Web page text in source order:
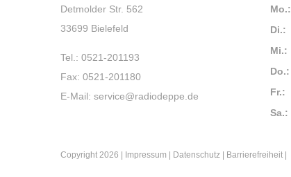
Detmolder Str. 562
33699 Bielefeld
Tel.: 0521-201193
Fax: 0521-201180
E-Mail: service@radiodeppe.de
Mo.:
Di.:
Mi.:
Do.:
Fr.:
Sa.:
Copyright 2026 | Impressum Datenschutz Barrierefreiheit